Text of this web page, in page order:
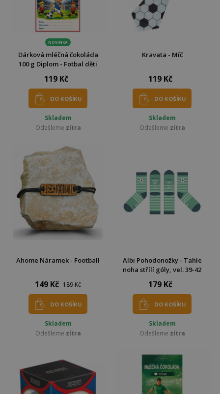
NOVINKA
Dárková mléčná čokoláda
100 g Diplom - Fotbal děti
119 Kč
DO KOŠÍKU
Skladem
Odešleme zítra
Kravata - Míč
119 Kč
DO KOŠÍKU
Skladem
Odešleme zítra
Ahome Náramek - Football
149 Kč 189 Kč
DO KOŠÍKU
Skladem
Odešleme zítra
Albi Pohodonožky - Tahle
noha střílí góly, vel. 39-42
179 Kč
DO KOŠÍKU
Skladem
Odešleme zítra